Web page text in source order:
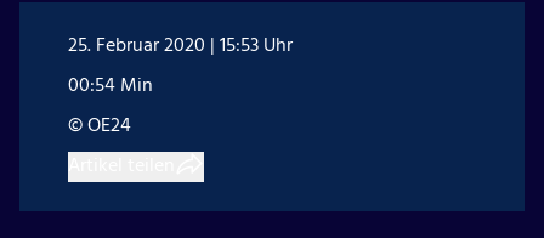
25. Februar 2020 | 15:53 Uhr
00:54 Min
© OE24